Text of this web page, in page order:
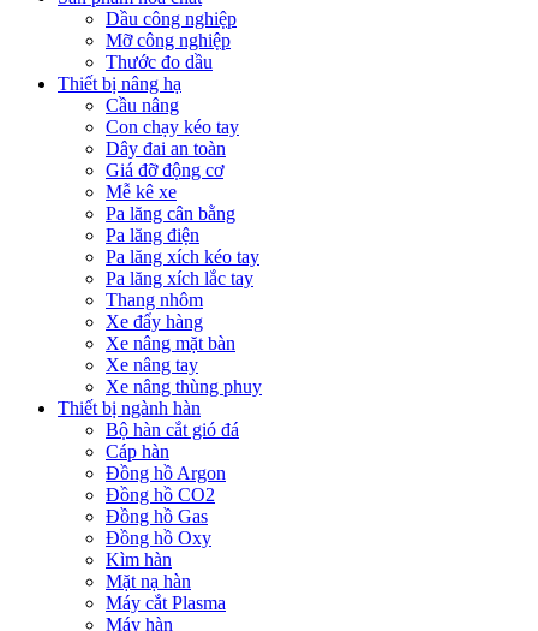
Dầu công nghiệp
Mỡ công nghiệp
Thước đo dầu
Thiết bị nâng hạ
Cầu nâng
Con chạy kéo tay
Dây đai an toàn
Giá đỡ động cơ
Mễ kê xe
Pa lăng cân bằng
Pa lăng điện
Pa lăng xích kéo tay
Pa lăng xích lắc tay
Thang nhôm
Xe đẩy hàng
Xe nâng mặt bàn
Xe nâng tay
Xe nâng thùng phuy
Thiết bị ngành hàn
Bộ hàn cắt gió đá
Cáp hàn
Đồng hồ Argon
Đồng hồ CO2
Đồng hồ Gas
Đồng hồ Oxy
Kìm hàn
Mặt nạ hàn
Máy cắt Plasma
Máy hàn